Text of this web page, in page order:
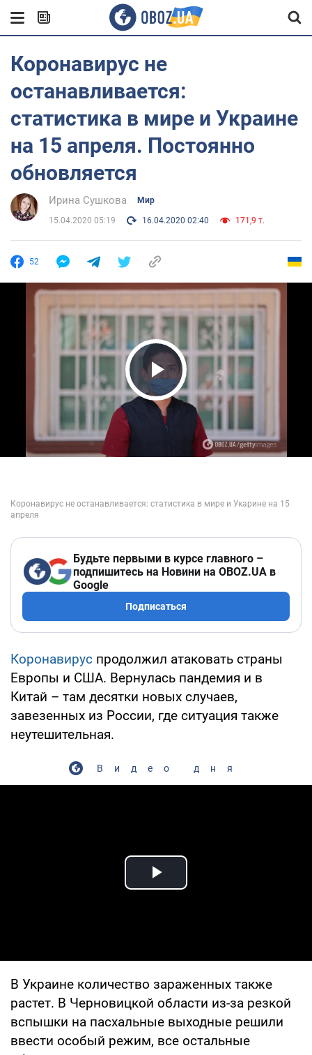
Коронавирус не
останавливается:
статистика в мире и Украине
на 15 апреля. Постоянно
обновляется
Ирина Сушкова Мир
15.04.2020 05:19 16.04.2020 02:40 171,9 т.
52
Play Video
Будьте первыми в курсе главного –
подпишитесь на Новини на OBOZ.UA в
Google
Подписаться
Коронавирус продолжил атаковать страны
Европы и США. Вернулась пандемия и в
Китай – там десятки новых случаев,
завезенных из России, где ситуация также
неутешительная.
Видео дня
Play Video
В Украине количество зараженных также
растет. В Черновицкой области из-за резкой
вспышки на пасхальные выходные решили
ввести особый режим, все остальные